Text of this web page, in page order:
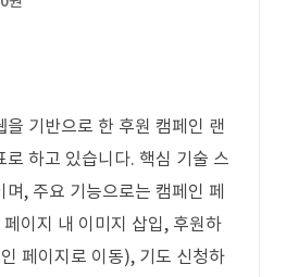
을 기반으로 한 후원 캠페인 랜
로 하고 있습니다. 핵심 기술 스
, 주요 기능으로는 캠페인 페
이지 내 이미지 삽입, 후원하
페이지로 이동), 기도 신청하